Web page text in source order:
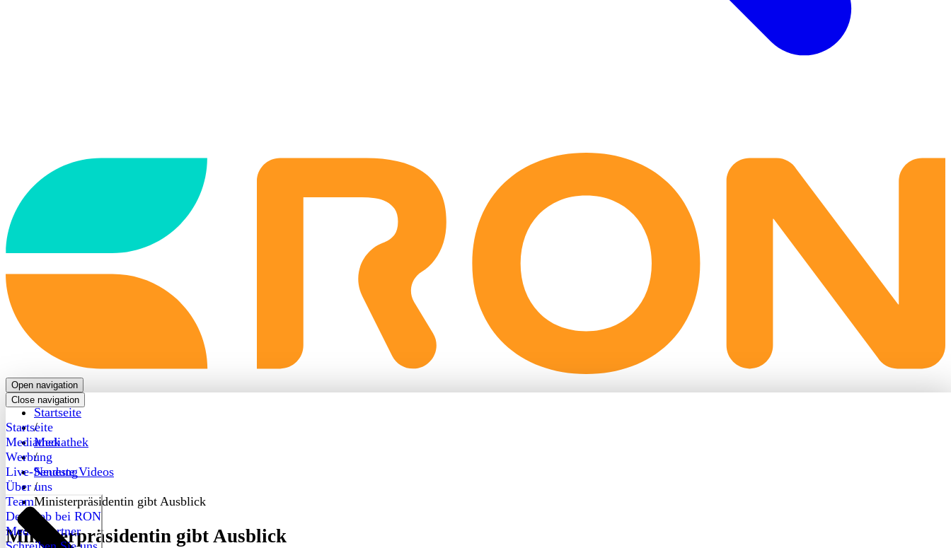
frontpage
Open navigation
Close navigation
Startseite
Mediathek
Werbung
Live-Sendung
Über uns
Team
Dein Job bei RON
Medienpartner
Startseite
/
Mediathek
/
Neueste Videos
/
Ministerpräsidentin gibt Ausblick
Ministerpräsidentin gibt Ausblick